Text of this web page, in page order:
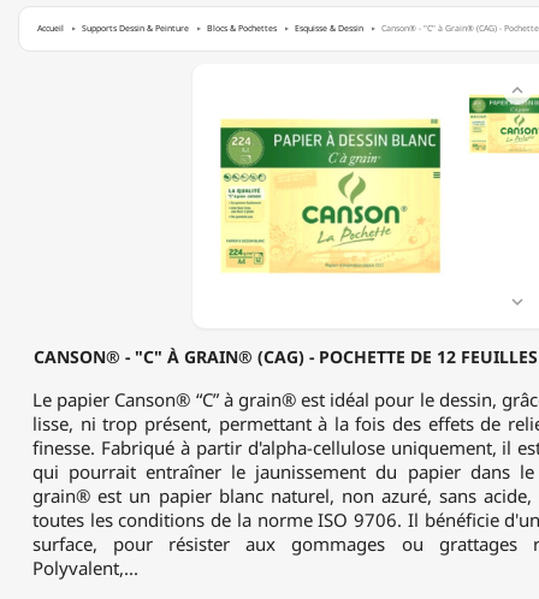
Accueil Supports Dessin & Peinture Blocs & Pochettes Esquisse & Dessin Canson® - "C" à Grain® (CAG) -
224
G/M²
FORMAT
A4
CANSON® - "C" À GRAIN® (CAG) - POCHETTE DE 12


Le papier Canson® “C” à grain® est idéal pour le dessin,
lisse, ni trop présent, permettant à la fois des effets de
finesse. Fabriqué à partir d'alpha-cellulose uniquement, il
qui pourrait entraîner le jaunissement du papier dans le
grain® est un papier blanc naturel, non azuré, sans
toutes les conditions de la norme ISO 9706. Il bénéficie
surface, pour résister aux gommages ou grattages
Polyvalent,...